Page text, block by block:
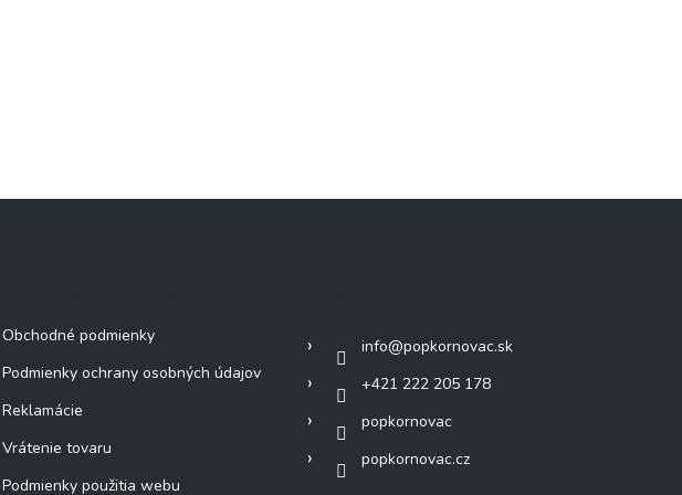
Obchodné podmienky
Podmienky ochrany osobných údajov
Reklamácie
Vrátenie tovaru
Podmienky použitia webu
info@popkornovac.sk
+421 222 205 178
popkornovac
popkornovac.cz